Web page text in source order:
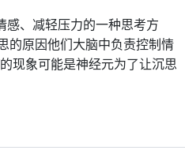
感、减轻压力的一种思考方
的原因他们大脑中负责控制情
现象可能是神经元为了让沉思